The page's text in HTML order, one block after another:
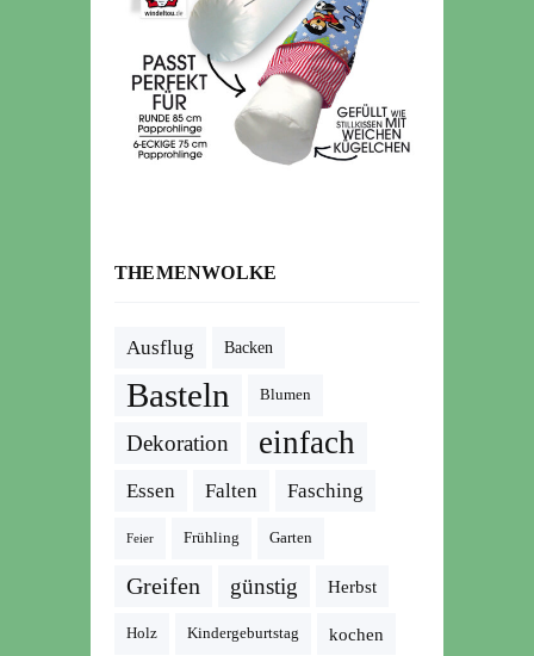
THEMENWOLKE
Ausflug Backen
Basteln Blumen
Dekoration einfach
Essen Falten Fasching
Feier Frühling Garten
Greifen günstig Herbst
Holz Kindergeburtstag kochen